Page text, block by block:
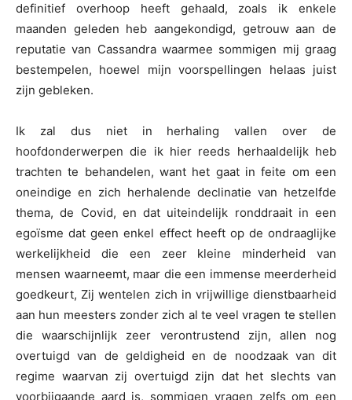
definitief overhoop heeft gehaald, zoals ik enkele
maanden geleden heb aangekondigd, getrouw aan de
reputatie van Cassandra waarmee sommigen mij graag
bestempelen, hoewel mijn voorspellingen helaas juist
zijn gebleken.
Ik zal dus niet in herhaling vallen over de
hoofdonderwerpen die ik hier reeds herhaaldelijk heb
trachten te behandelen, want het gaat in feite om een
oneindige en zich herhalende declinatie van hetzelfde
thema, de Covid, en dat uiteindelijk ronddraait in een
egoïsme dat geen enkel effect heeft op de ondraaglijke
werkelijkheid die een zeer kleine minderheid van
mensen waarneemt, maar die een immense meerderheid
goedkeurt, Zij wentelen zich in vrijwillige dienstbaarheid
aan hun meesters zonder zich al te veel vragen te stellen
die waarschijnlijk zeer verontrustend zijn, allen nog
overtuigd van de geldigheid en de noodzaak van dit
regime waarvan zij overtuigd zijn dat het slechts van
voorbijgaande aard is, sommigen vragen zelfs om een